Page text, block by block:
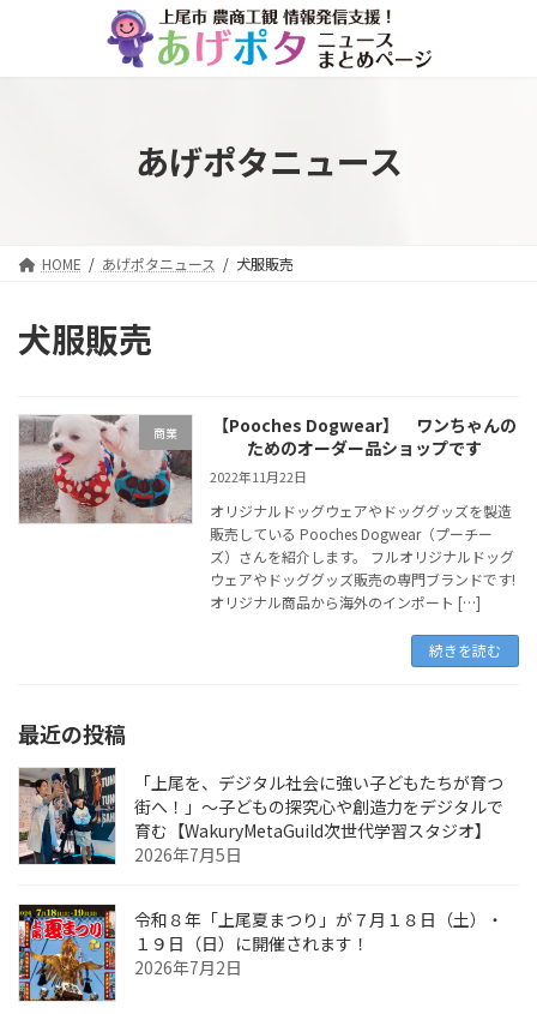
ン
ー
あげポタニュース
HOME あげポタニュース 犬服販売
犬服販売
商業
【Pooches Dogwear】 ワンちゃんの
ためのオーダー品ショップです
2022年11月22日
オリジナルドッグウェアやドッググッズを製造
販売している Pooches Dogwear（プーチー
ズ）さんを紹介します。 フルオリジナルドッグ
ウェアやドッググッズ販売の専門ブランドです!
オリジナル商品から海外のインポート […]
続きを読む
最近の投稿
「上尾を、デジタル社会に強い子どもたちが育つ
街へ！」〜子どもの探究心や創造力をデジタルで
育む【WakuryMetaGuild次世代学習スタジオ】
2026年7月5日
令和８年「上尾夏まつり」が７月１８日（土）・
１９日（日）に開催されます！
2026年7月2日